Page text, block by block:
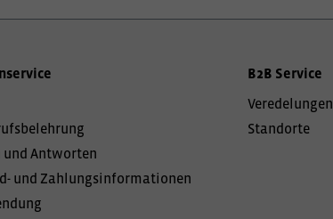
und Antworten
und Zahlungsinformationen
B2B Service
Veredelungen
Standorte